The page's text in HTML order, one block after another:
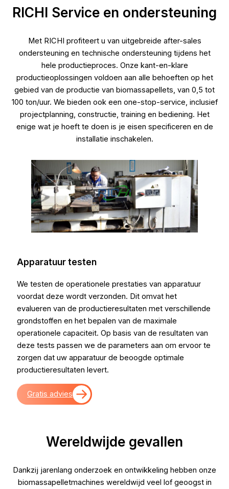
RICHI Service en ondersteuning
Met RICHI profiteert u van uitgebreide after-sales
ondersteuning en technische ondersteuning tijdens het
hele productieproces. Onze kant-en-klare
productieoplossingen voldoen aan alle behoeften op het
gebied van de productie van biomassapellets, van 0,5 tot
100 ton/uur. We bieden ook een one-stop-service, inclusief
projectplanning, constructie, training en bediening. Het
enige wat je hoeft te doen is je eisen specificeren en de
installatie inschakelen.
Apparatuur testen
We testen de operationele prestaties van apparatuur
voordat deze wordt verzonden. Dit omvat het
evalueren van de productieresultaten met verschillende
grondstoffen en het bepalen van de maximale
operationele capaciteit. Op basis van de resultaten van
deze tests passen we de parameters aan om ervoor te
zorgen dat uw apparatuur de beoogde optimale
productieresultaten levert.
Gratis advies
Wereldwijde gevallen
Dankzij jarenlang onderzoek en ontwikkeling hebben onze
biomassapelletmachines wereldwijd veel lof geoogst in
Oezbekistan